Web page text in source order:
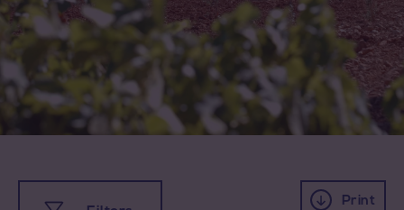
Print